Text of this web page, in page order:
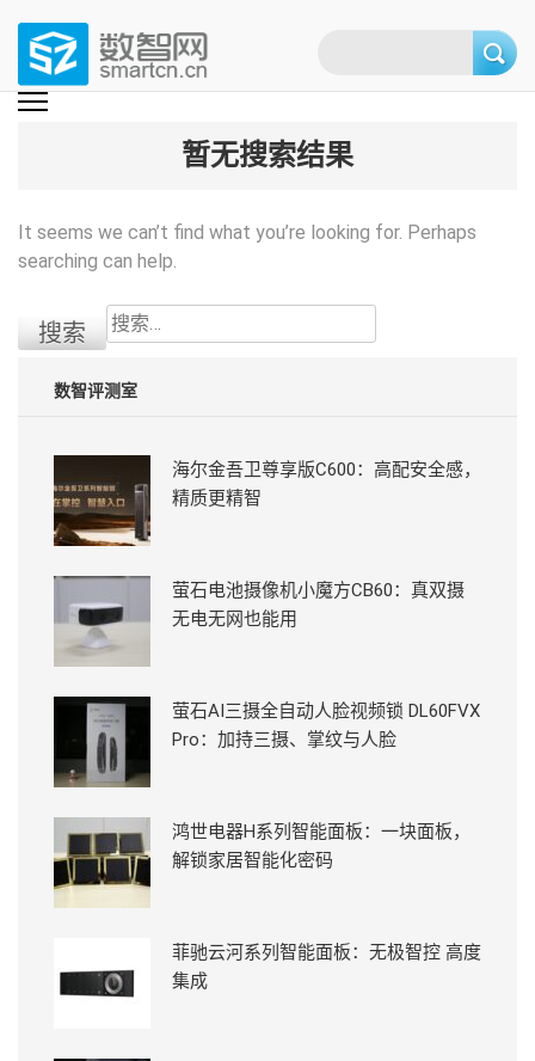
content
(Press
数智网
智能家居第一资讯门户 | 智能家居系统，智能家居产品，智能家居解决方
暂无搜索结果
It seems we can’t find what you’re looking for. Perhaps
searching can help.
搜
索：
数智评测室
海尔金吾卫尊享版C600：高配安全感，
精质更精智
萤石电池摄像机小魔方CB60：真双摄
无电无网也能用
萤石AI三摄全自动人脸视频锁 DL60FVX
Pro：加持三摄、掌纹与人脸
鸿世电器H系列智能面板：一块面板，
解锁家居智能化密码
菲驰云河系列智能面板：无极智控 高度
集成